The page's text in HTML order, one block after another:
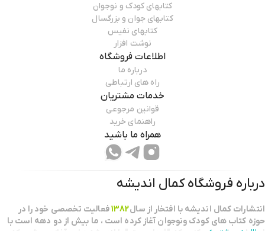
کتابهای کودک و نوجوان
کتابهای جوان و بزرگسال
کتابهای نفیس
نوشت افزار
اطلاعات فروشگاه
درباره ما
راه های ارتباطی
خدمات مشتریان
قوانین مرجوعی
راهنمای خرید
همراه ما باشید
درباره فروشگاهکمال اندیشه
انتشارات كمال انديشه با افتخار از سال1382فعاليت تخصصي خود را در
حوزه كتاب هاي كودك ونوجوان آغاز كرده است ، ما بيش از دو دهه است با